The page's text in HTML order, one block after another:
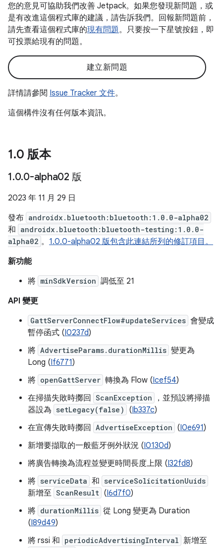
您的意見可協助我們改善 Jetpack。如果您發現新問題，或
是有改進這個程式庫的建議，請告訴我們。回報新問題前，
請先查看這個程式庫的現有問題。只要按一下星號按鈕，即
可投票給現有的問題。
建立新問題
詳情請參閱 Issue Tracker 文件。
這個構件沒有任何版本資訊。
1.0 版本
1.0.0-alpha02 版
2023 年 11 月 29 日
發布 androidx.bluetooth:bluetooth:1.0.0-alpha02
和 androidx.bluetooth:bluetooth-testing:1.0.0-
alpha02 。 1.0.0-alpha02 版包含此連結所列的修訂項目。
新功能
將 minSdkVersion 調低至 21
API 變更
GattServerConnectFlow#updateServices 會變成
暫停函式 (I0237d)
將 AdvertiseParams.durationMillis 變更為
Long (If6771)
將 openGattServer 轉換為 Flow (Icef54)
在掃描失敗時擲回
ScanException
，並預設將掃描
器設為 setLegacy(false) (Ib337c)
在宣傳失敗時擲回
AdvertiseException (I0e691)
新增要擷取的一般藍牙例外狀況 (I0130d)
將廣告轉換為流程並變更時間長度上限 (I32fd8)
將 serviceData 和 serviceSolicitationUuids
新增至 ScanResult (I6d7f0)
將 durationMillis 從 Long 變更為 Duration
(I89d49)
將 rssi 和 periodicAdvertisingInterval 新增至